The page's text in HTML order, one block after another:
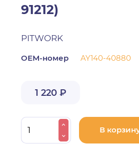
91212)
PITWORK
ОЕМ-номер AY140-40880
1 220 ₽
В